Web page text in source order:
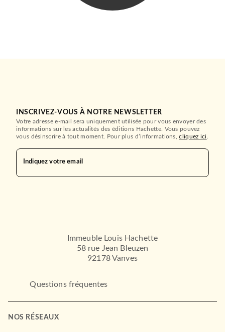
ROMANS FRANCOPHONES
Bellissima
25/08/2021
ROMANS FRANCOPHONES
INSCRIVEZ-VOUS À NOTRE NEWSLETTER
Votre adresse e-mail sera uniquement utilisée pour vous envoyer des
informations sur les actualités des éditions Hachette. Vous pouvez
vous désinscrire à tout moment. Pour plus d’informations,cliquez ici
Indiquez votre email
Immeuble Louis Hachette
58 rue Jean Bleuzen
92178 Vanves
Questions fréquentes
NOS RÉSEAUX